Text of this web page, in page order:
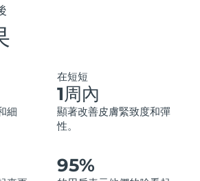
細
在短短
1周內
顯著改善皮膚緊致度和彈
性。
95%
預計送達日期
預計送達日期8/10/26